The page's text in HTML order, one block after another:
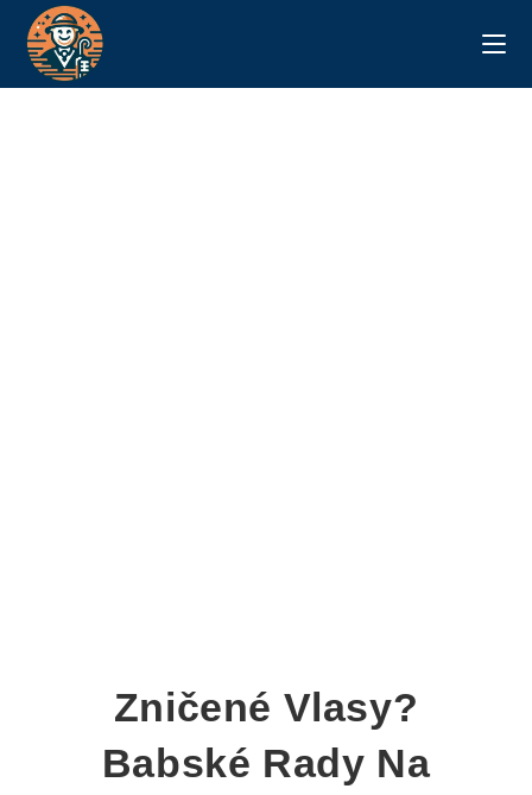
Zničené Vlasy?
Babské Rady Na